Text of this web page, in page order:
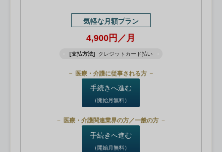
気軽な月額プラン
4,900円／月
[支払方法] クレジットカード払い
医療・介護に従事される方
手続きへ進む
（開始月無料）
医療・介護関連業界の方／一般の方
手続きへ進む
（開始月無料）